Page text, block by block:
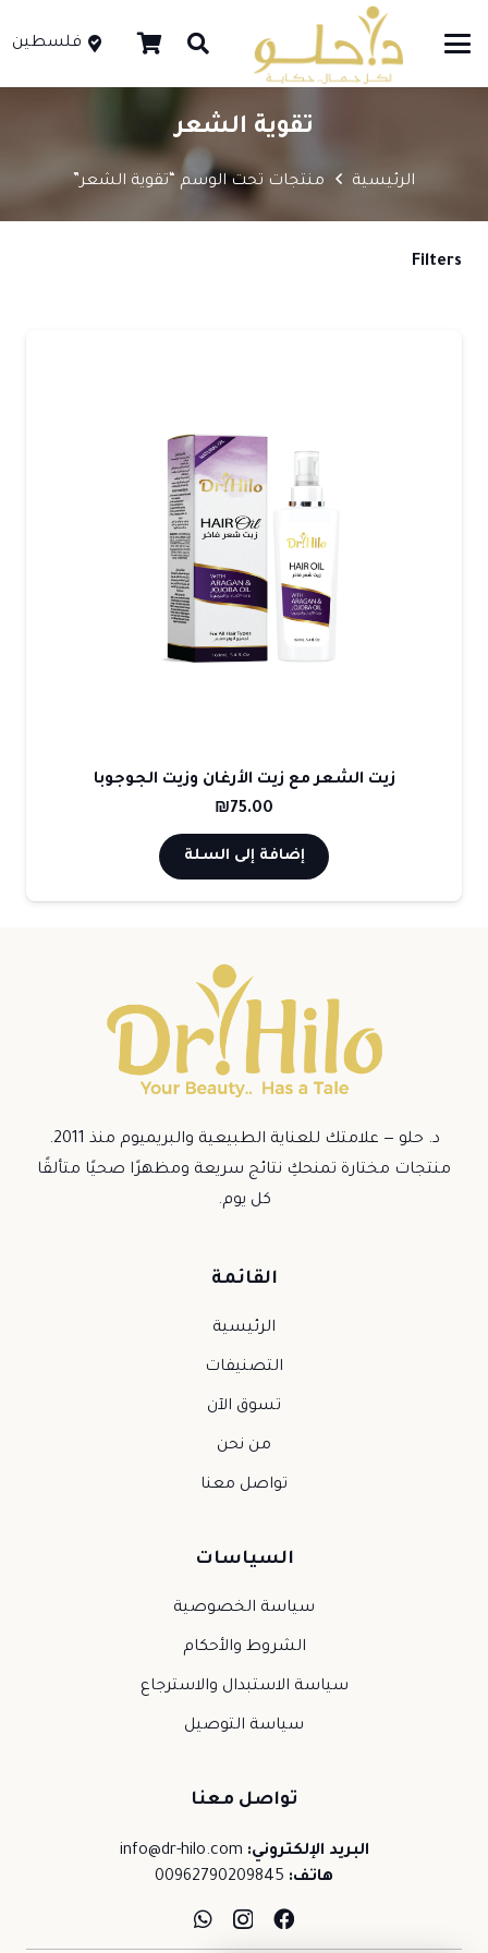
فلسطين
تقوية الشعر
الرئيسية منتجات تحت الوسم “تقوية الشعر”
Filters
زيت الشعر مع زيت الأرغان وزيت الجوجوبا
₪75.00
إضافة إلى السلة
د. حلو — علامتك للعناية الطبيعية والبريميوم منذ 2011.
منتجات مختارة تمنحكِ نتائج سريعة ومظهرًا صحيًا متألقًا
كل يوم.
القائمة
الرئيسية
التصنيفات
تسوق الآن
من نحن
تواصل معنا
السياسات
سياسة الخصوصية
الشروط والأحكام
سياسة الاستبدال والاسترجاع
سياسة التوصيل
تواصل معنا
البريد الإلكتروني: info@dr-hilo.com
هاتف: 00962790209845